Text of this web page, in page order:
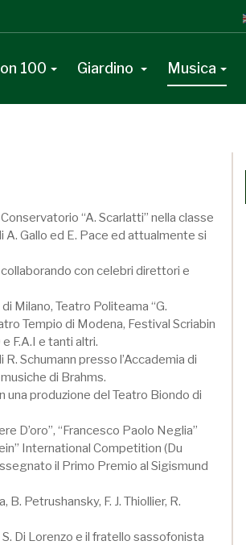
100 Giardino Musica
“A. Scarlatti” nella classe
Gallo ed E. Pace ed attualmente si
con celebri direttori e
Milano, Teatro Politeama “G.
Tempio di Modena, Festival Scriabin
F.A.I e tanti altri.
Schumann presso l’Accademia di
di Brahms.
una produzione del Teatro Biondo di
D’oro”, “Francesco Paolo Neglia”
International Competition (Du
il Primo Premio al Sigismund
Petrushansky, F. J. Thiollier, R.
Di Lorenzo e il fratello sassofonista